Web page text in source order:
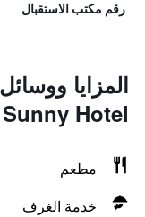
رقم مكتب الاستقبال
Sunny Hotel
مطعم
خدمة الغرف